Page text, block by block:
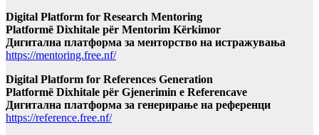
Digital Platform for Research Mentoring
Platformë Dixhitale për Mentorim Kërkimor
Дигитална платформа за менторство на истражувања
https://mentoring.free.nf/
Digital Platform for References Generation
Platformë Dixhitale për Gjenerimin e Referencave
Дигитална платформа за генерирање на референци
https://reference.free.nf/